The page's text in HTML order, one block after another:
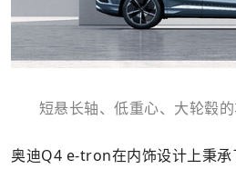
短悬长轴、低重心、大轮毂
奥迪Q4 e-tron在内饰设计上秉承